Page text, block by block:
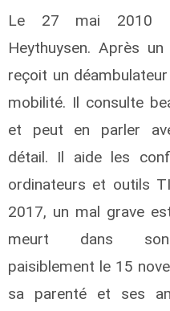
Le 27 mai 2010
Heythuysen. Après
reçoit un
mobilité. Il consulte
et peut en parler
détail. Il aide les
ordinateurs et outils
2017, un mal grave
meurt dans son
paisiblement le 15
sa parenté et ses